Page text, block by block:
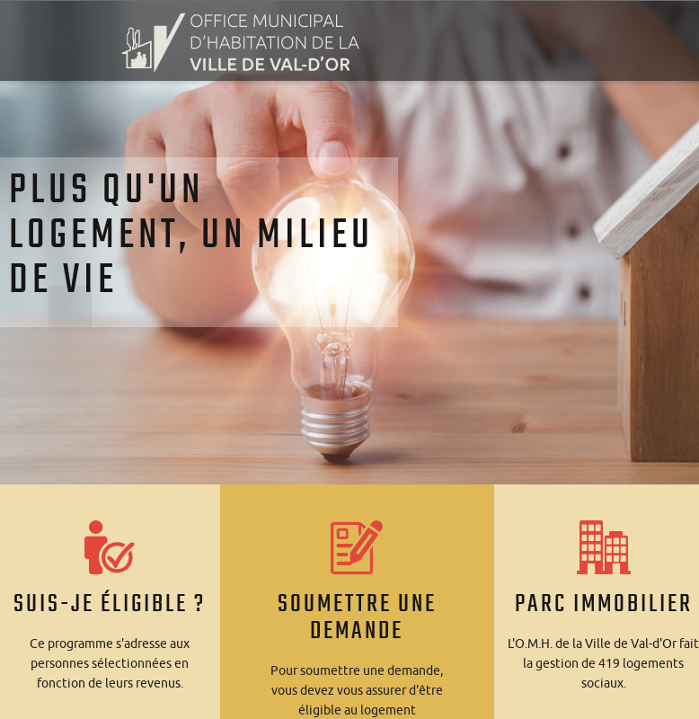
PLUS QU'UN
LOGEMENT, UN MILIEU
DE VIE
SUIS-JE ÉLIGIBLE ?
Ce programme s'adresse aux
personnes sélectionnées en
fonction de leurs revenus.
SOUMETTRE UNE
DEMANDE
Pour soumettre une demande,
vous devez vous assurer d'être
éligible au logement
PARC IMMOBILIER
L'O.M.H. de la Ville de Val-d'Or fait
la gestion de 419 logements
sociaux.